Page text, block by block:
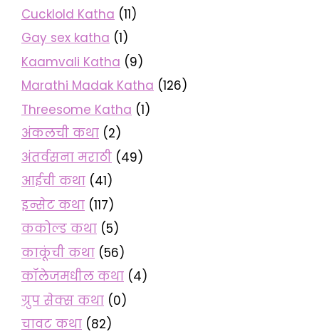
Cucklold Katha (11)
Gay sex katha (1)
Kaamvali Katha (9)
Marathi Madak Katha (126)
Threesome Katha (1)
अंकलची कथा (2)
अंतर्वसना मराठी (49)
आईची कथा (41)
इन्सेट कथा (117)
ककोल्ड कथा (5)
काकूंची कथा (56)
कॉलेजमधील कथा (4)
ग्रुप सेक्स कथा (0)
चावट कथा (82)